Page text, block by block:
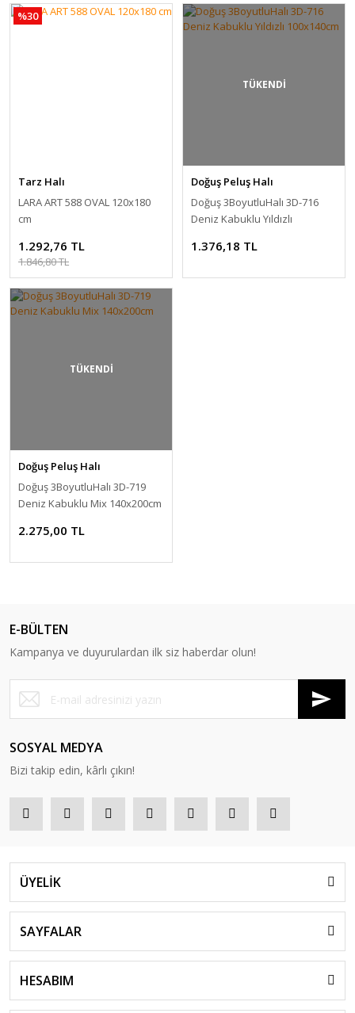
%30
Tarz Halı
LARA ART 588 OVAL 120x180
cm
1.292,76 TL
1.846,80 TL
TÜKENDİ
Doğuş Peluş Halı
Doğuş 3BoyutluHalı 3D-716
Deniz Kabuklu Yıldızlı
1.376,18 TL
TÜKENDİ
Doğuş Peluş Halı
Doğuş 3BoyutluHalı 3D-719
Deniz Kabuklu Mix 140x200cm
2.275,00 TL
E-BÜLTEN
Kampanya ve duyurulardan ilk siz haberdar olun!
SOSYAL MEDYA
Bizi takip edin, kârlı çıkın!
ÜYELİK
SAYFALAR
HESABIM